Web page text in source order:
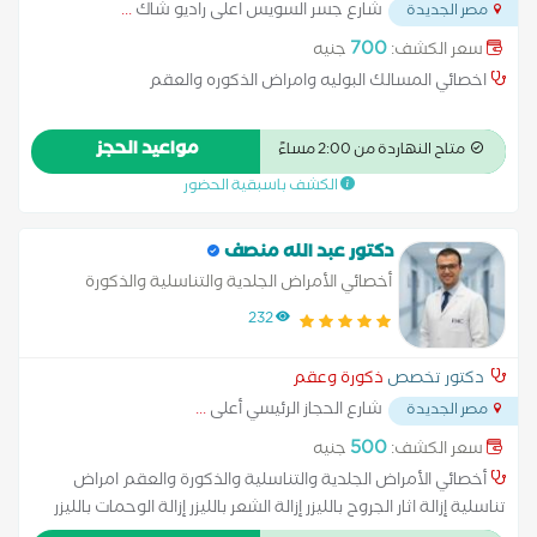
مصر الجديدة شارع جسر السويس اعلى راديو شاك...
سعر الكشف:700 جنيه
اخصائي المسالك البوليه وامراض الذكوره والعقم
متاح النهاردة من 2:00 مساءً مواعيد الحجز
الكشف باسبقية الحضور
دكتور عبد الله منصف
أخصائي الأمراض الجلدية والتناسلية والذكورة
والعقم
232
دكتور تخصص ذكورة وعقم
مصر الجديدة شارع الحجاز الرئيسي أعلى...
سعر الكشف:500 جنيه
أخصائي الأمراض الجلدية والتناسلية والذكورة والعقم امراض
تناسلية إزالة اثار الجروح بالليزر إزالة الشعر بالليزر إزالة الوحمات بالليزر